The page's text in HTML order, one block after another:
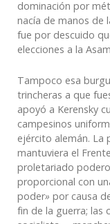
dominación por
nacía de manos de
fue por descuido
elecciones a la
Tampoco esa
trincheras a que
apoyó a Kerensky
campesinos
ejército alemán. La
mantuviera el
proletariado
proporcional con
poder» por causa
fin de la guerra; las